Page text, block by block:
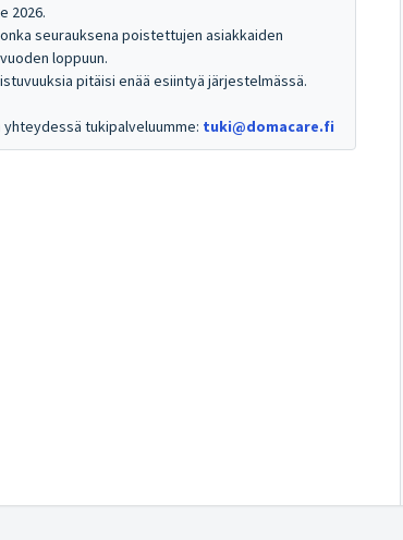
2026.
seurauksena poistettujen asiakkaiden
loppuun.
pitäisi enää esiintyä järjestelmässä.
tukipalveluumme: tuki@domacare.fi